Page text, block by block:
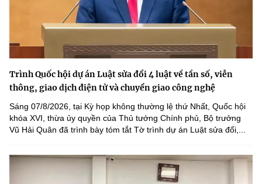
Trình Quốc hội dự án Luật sửa đổi 4 luật về tần số, viễn
thông, giao dịch điện tử và chuyển giao công nghệ
Sáng 07/8/2026, tại Kỳ họp không thường lệ thứ Nhất, Quốc hội
khóa XVI, thừa ủy quyền của Thủ tướng Chính phủ, Bộ trưởng
Vũ Hải Quân đã trình bày tóm tắt Tờ trình dự án Luật sửa đổi,...